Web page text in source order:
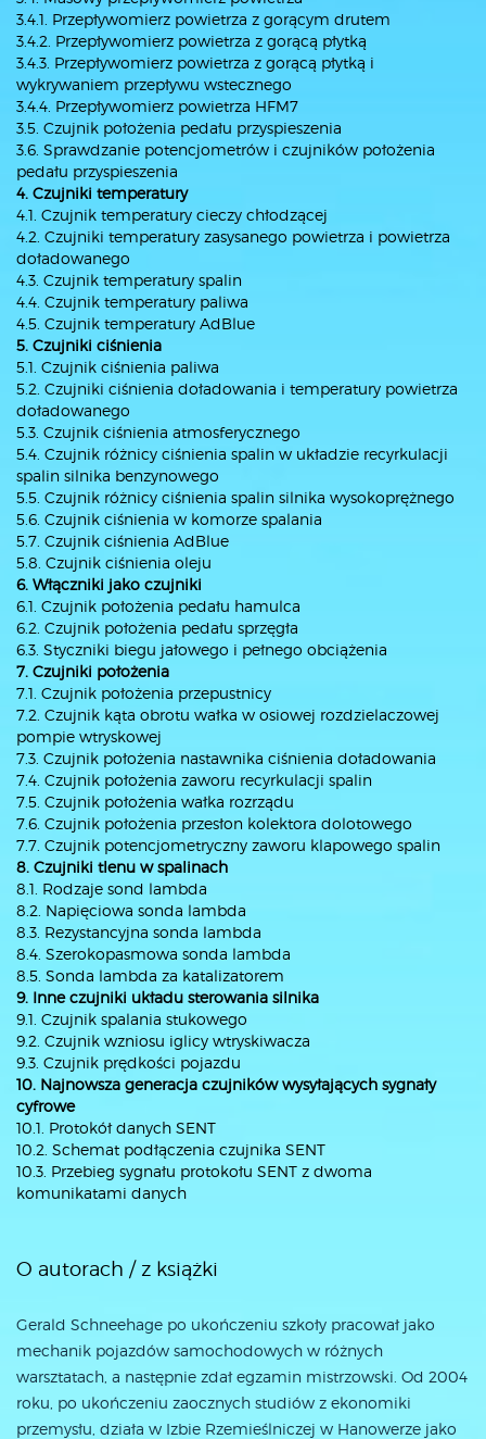
3.4.1. Przepływomierz powietrza z gorącym drutem
3.4.2. Przepływomierz powietrza z gorącą płytką
3.4.3. Przepływomierz powietrza z gorącą płytką i
wykrywaniem przepływu wstecznego
3.4.4. Przepływomierz powietrza HFM7
3.5. Czujnik położenia pedału przyspieszenia
3.6. Sprawdzanie potencjometrów i czujników położenia
pedału przyspieszenia
4. Czujniki temperatury
4.1. Czujnik temperatury cieczy chłodzącej
4.2. Czujniki temperatury zasysanego powietrza i powietrza
doładowanego
4.3. Czujnik temperatury spalin
4.4. Czujnik temperatury paliwa
4.5. Czujnik temperatury AdBlue
5. Czujniki ciśnienia
5.1. Czujnik ciśnienia paliwa
5.2. Czujniki ciśnienia doładowania i temperatury powietrza
doładowanego
5.3. Czujnik ciśnienia atmosferycznego
5.4. Czujnik różnicy ciśnienia spalin w układzie recyrkulacji
spalin silnika benzynowego
5.5. Czujnik różnicy ciśnienia spalin silnika wysokoprężnego
5.6. Czujnik ciśnienia w komorze spalania
5.7. Czujnik ciśnienia AdBlue
5.8. Czujnik ciśnienia oleju
6. Włączniki jako czujniki
6.1. Czujnik położenia pedału hamulca
6.2. Czujnik położenia pedału sprzęgła
6.3. Styczniki biegu jałowego i pełnego obciążenia
7. Czujniki położenia
7.1. Czujnik położenia przepustnicy
7.2. Czujnik kąta obrotu wałka w osiowej rozdzielaczowej
pompie wtryskowej
7.3. Czujnik położenia nastawnika ciśnienia doładowania
7.4. Czujnik położenia zaworu recyrkulacji spalin
7.5. Czujnik położenia wałka rozrządu
7.6. Czujnik położenia przesłon kolektora dolotowego
7.7. Czujnik potencjometryczny zaworu klapowego spalin
8. Czujniki tlenu w spalinach
8.1. Rodzaje sond lambda
8.2. Napięciowa sonda lambda
8.3. Rezystancyjna sonda lambda
8.4. Szerokopasmowa sonda lambda
8.5. Sonda lambda za katalizatorem
9. Inne czujniki układu sterowania silnika
9.1. Czujnik spalania stukowego
9.2. Czujnik wzniosu iglicy wtryskiwacza
9.3. Czujnik prędkości pojazdu
10. Najnowsza generacja czujników wysyłających sygnały
cyfrowe
10.1. Protokół danych SENT
10.2. Schemat podłączenia czujnika SENT
10.3. Przebieg sygnału protokołu SENT z dwoma
komunikatami danych
O autorach / z książki
Gerald Schneehage po ukończeniu szkoły pracował jako
mechanik pojazdów samochodowych w różnych
warsztatach, a następnie zdał egzamin mistrzowski. Od 2004
roku, po ukończeniu zaocznych studiów z ekonomiki
przemysłu, działa w Izbie Rzemieślniczej w Hanowerze jako